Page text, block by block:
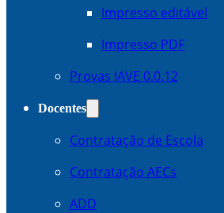
Impresso editável
Impresso PDF
Provas IAVE 0.0.12
Docentes
Contratação de Escola
Contratação AECs
ADD